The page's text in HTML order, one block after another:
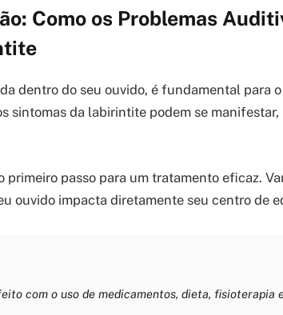
Como os Problemas
dentro do seu ouvido, é fundamental para
sintomas da labirintite podem se manifestar,
primeiro passo para um tratamento eficaz.
ouvido impacta diretamente seu centro de
com o uso de medicamentos, dieta, fisioterapia